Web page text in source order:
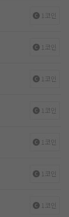
1코인
1코인
1코인
1코인
1코인
1코인
1코인